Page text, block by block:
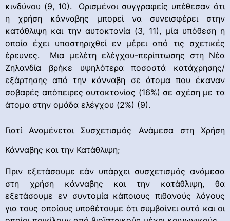
κινδύνου (9, 10). Ορισμένοι συγγραφείς υπέθεσαν ότι
η χρήση κάνναβης μπορεί να συνεισφέρει στην
κατάθλιψη και την αυτοκτονία (3, 11), μία υπόθεση η
οποία έχει υποστηριχθεί εν μέρει από τις σχετικές
έρευνες. Μια μελέτη ελέγχου-περίπτωσης στη Νέα
Ζηλανδία βρήκε υψηλότερα ποσοστά κατάχρησης/
εξάρτησης από την κάνναβη σε άτομα που έκαναν
σοβαρές απόπειρες αυτοκτονίας (16%) σε σχέση με τα
άτομα στην ομάδα ελέγχου (2%) (9).
Γιατί Αναμένεται Συσχετισμός Ανάμεσα στη Χρήση
Κάνναβης και την Κατάθλιψη;
Πριν εξετάσουμε εάν υπάρχει συσχετισμός ανάμεσα
στη χρήση κάνναβης και την κατάθλιψη, θα
εξετάσουμε εν συντομία κάποιους πιθανούς λόγους
για τους οποίους υποθέτουμε ότι συμβαίνει αυτό και οι